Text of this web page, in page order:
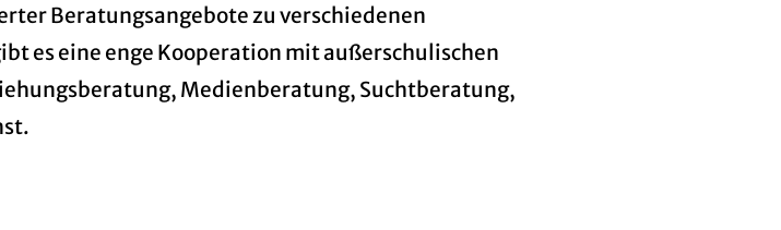
Beratungsangebote zu verschiedenen
es eine enge Kooperation mit außerschulischen
Medienberatung, Suchtberatung,